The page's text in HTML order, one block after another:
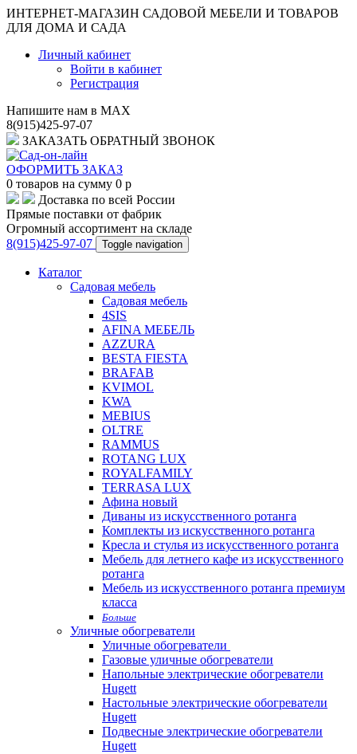
ИНТЕРНЕТ-МАГАЗИН САДОВОЙ МЕБЕЛИ И ТОВАРОВ
ДЛЯ ДОМА И САДА
Личный кабинет
Войти в кабинет
Регистрация
Напишите нам в MAX
8(915)425-97-07
ЗАКАЗАТЬ ОБРАТНЫЙ ЗВОНОК
ОФОРМИТЬ ЗАКАЗ
0 товаров на сумму 0 p
Доставка по всей России
Прямые поставки от фабрик
Огромный ассортимент на складе
8(915)425-97-07
Toggle navigation
Каталог
Садовая мебель
Садовая мебель
4SIS
AFINA МЕБЕЛЬ
AZZURA
BESTA FIESTA
BRAFAB
KVIMOL
KWA
MEBIUS
OLTRE
RAMMUS
ROTANG LUX
ROYALFAMILY
TERRASA LUX
Афина новый
Диваны из искусственного ротанга
Комплекты из искусственного ротанга
Кресла и стулья из искусственного ротанга
Мебель для летнего кафе из искусственного
ротанга
Мебель из искусственного ротанга премиум
класса
Больше
Уличные обогреватели
Уличные обогреватели
Газовые уличные обогреватели
Напольные электрические обогреватели
Hugett
Настольные электрические обогреватели
Hugett
Подвесные электрические обогреватели
Hugett